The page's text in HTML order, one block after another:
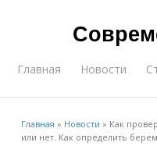
Главная Новости
Главная » Новости » Как
или нет. Как определить